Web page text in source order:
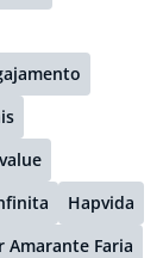
Hapvida
Amarante Faria